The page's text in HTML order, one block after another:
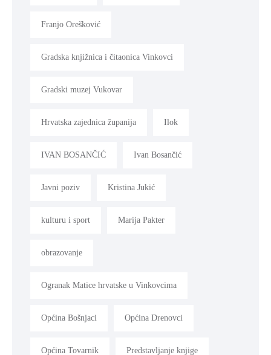
Franjo Orešković
Gradska knjižnica i čitaonica Vinkovci
Gradski muzej Vukovar
Hrvatska zajednica županija Ilok
IVAN BOSANČIĆ Ivan Bosančić
Javni poziv Kristina Jukić
kulturu i sport Marija Pakter
obrazovanje
Ogranak Matice hrvatske u Vinkovcima
Općina Bošnjaci Općina Drenovci
Općina Tovarnik Predstavljanje knjige